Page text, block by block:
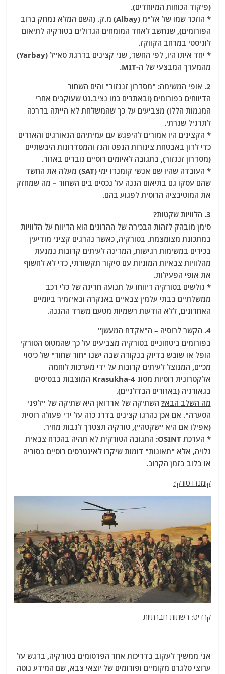
(פיקוד הכוחות המיוחדים).
* הוזכר שמו של אל"מ (Albay) מ.ק. (השם המלא נמחק ברוב
הפורומים), שנחשב לאחד המומחים הגדולים בטורקיה לתיאום
לוגיסטי במרחב הקווקז.
* יחד איתו היו, לפי החשד, שני קצינים בדרגת סא"ל (Yarbay)
מהמערך המבצעי של ה-MIT.
2. אופי המשימה: "מסדרון זנגזור" והים השחור
הדיווחים בפורומים (ובאתרים כמו נציב.נט שעוקבים אחרי
המגמות הללו) מצביעים על כך שהמשלחת לא הייתה בדרכה
לתרגיל שגרתי.
* הקצינים היו אמורים להיפגש עם עמיתיהם הגאורגים והאזרים
כדי לדון באבטחת צינורות הנפט והגז והמסדרונות היבשתיים
(מסדרון זנגזור), בתגובה לאיומים רוסיים גוברים באזור.
* העובדה שהיו שם אנשי קומנדו ימי (SAT) מעלה את החשד
שהם עסקו גם בתיאום הגנה על נכסים בים השחור – מה שמחזק
את המוטיבציה הרוסית לפגוע בהם.
3. הלוויות שקטות?
סימן מובהק לזהות הבכירה של ההרוגים הוא הדיווח על הלוויות
במתכונת מצומצמת. בטורקיה, כאשר נהרגים קציני מודיעין
בכירים במשימות רגישות, המדינה לעיתים קרובות נמנעת
מהלוויות צבאיות המוניות עם סיקור תקשורתי, כדי לא לחשוף
את אופי הפעילות.
* גולשים בטורקיה דיווחו על תנועה חריגה של כלי רכב
ממשלתיים בבתי עלמין צבאיים באנקרה ובאיזמיר ביומיים
האחרונים, ללא הודעות רשמיות מטעם משרד ההגנה.
4. הקשר לרוסיה – ה"אקדח המעשן"
בפורומים ביטחוניים בטורקיה מצביעים על כך שהמטוס הטורקי
הופל או שובש בדיוק בנקודה שבה ישנו "חור שחור" של כיסוי
מכ"ם, המנוצל לעיתים קרובות על ידי מערכות לוחמה
אלקטרונית רוסיות מסוג Krasukha-4 המוצבות בבסיסים
בגאורגיה (באזורים הבדלניים).
מה השלב הבא? השתיקה של ארדואן היא שתיקה של "לפני
הסערה". אם אכן נהרגו קצינים בדרג כזה על ידי פעולה רוסית
(אפילו אם היא "שקטה"), טורקיה תצטרך לגבות מחיר.
* הערכת OSINT: התגובה הטורקית לא תהיה בהכרח צבאית
גלויה, אלא "תאונות" דומות שיקרו לאינטרסים רוסיים בסוריה
או בלוב בזמן הקרוב.
קומנדו טורקי:
קרדיט: רשתות חברתיות
אני ממשיך לעקוב בדריכות אחר הפרסומים בטורקיה, בדגש על
ערוצי טלגרם מקומיים ופורומים של יוצאי צבא, שם המידע נוטה